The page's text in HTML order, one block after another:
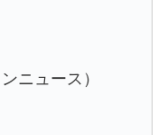
ニュース）